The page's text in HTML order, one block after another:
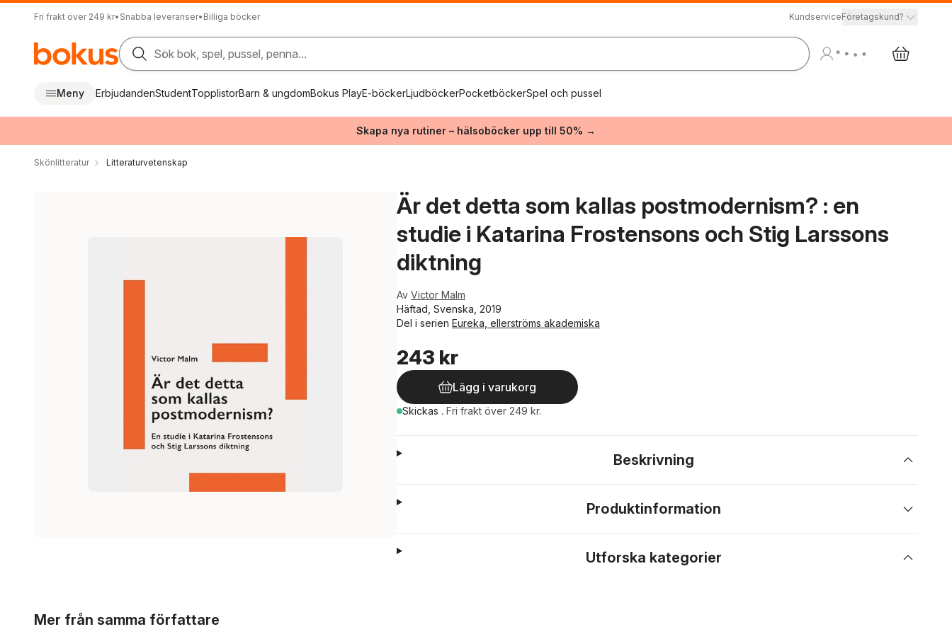
Fri frakt över 249 kr• Snabba leveranser• Billiga böcker KundserviceFöretagskund?
Sök bok, spel, pussel, penna...
Meny ErbjudandenStudentTopplistorBarn & ungdomBokus PlayE-böckerLjudböckerPocketböckerSpel och pussel
Skapa nya rutiner – hälsoböcker upp till 50% →
Skönlitteratur Litteraturvetenskap
Är det detta som kallas postmodernism? : en
studie i Katarina Frostensons och Stig Larssons
diktning
Av Victor Malm
Häftad, Svenska, 2019
Del i serien Eureka, ellerströms akademiska
243 kr
Lägg i varukorg
Skickas . Fri frakt över 249 kr.
Beskrivning
Produktinformation
Utforska kategorier
Mer från samma författare